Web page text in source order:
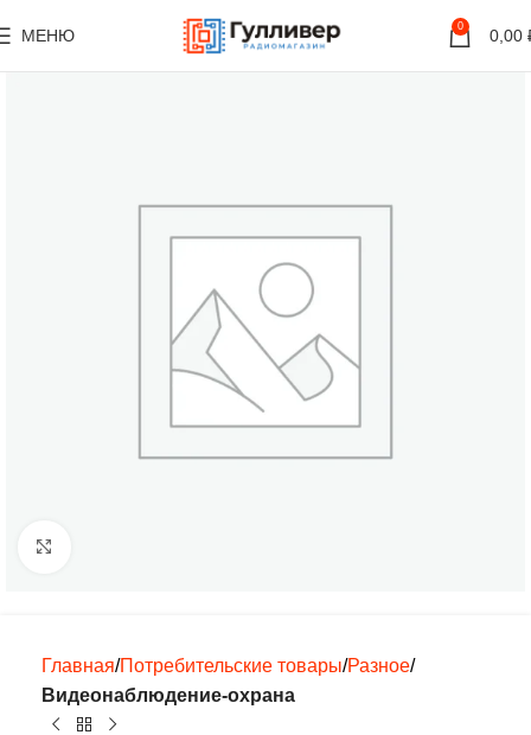
МЕНЮ 0 0,00
Главная Потребительские товары Разное
Видеонаблюдение-охрана